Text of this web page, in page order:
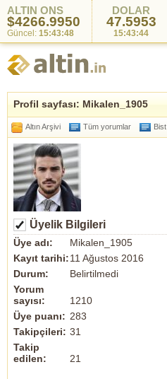
ALTIN ONS
$4266.9950
Güncel: 15:43:48
DOLAR
47.5953
15:43:44
Profil sayfası: Mikalen_1905
Altın Arşivi Tüm yorumlar Bist
Üyelik Bilgileri
Üye adı:
Mikalen_1905
Kayıt tarihi:11 Ağustos 2016
Durum:
Belirtilmedi
Yorum
sayısı:
1210
Üye puanı: 283
Takipçileri: 31
Takip
edilen:
21